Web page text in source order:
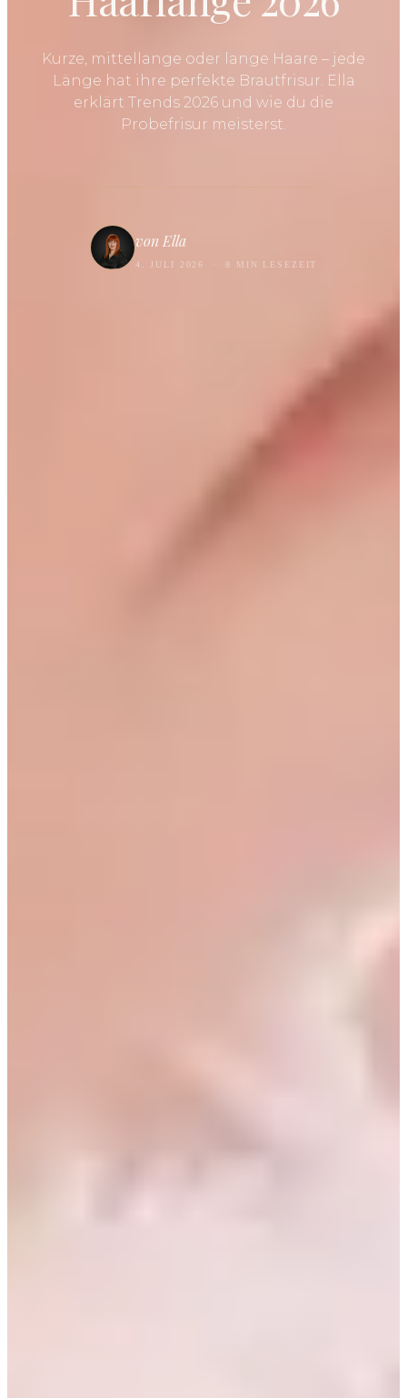
Kurze, mittellange oder lange Haare – jede
Länge hat ihre perfekte Brautfrisur. Ella
erklärt Trends 2026 und wie du die
Probefrisur meisterst.
von Ella
4. JULI 2026 · 8 MIN LESEZEIT